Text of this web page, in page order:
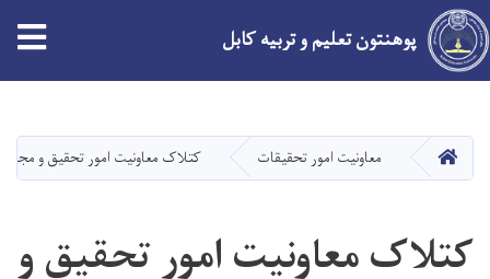
main
content
پوهنتون تعلیم و تربیه کابل
HOME معاونیت امور تحقیقات کتلاک معاونیت امور تحقیق و
کتلاک معاونیت امور تحقیق و